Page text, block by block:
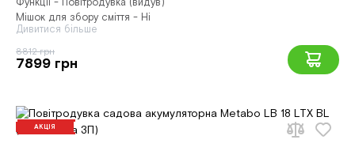
Функції - Повітродувка (видув)
Мішок для збору сміття - Ні
Дивитися більше
8812 грн
7899 грн
АКЦІЯ